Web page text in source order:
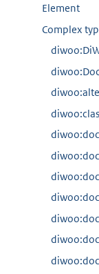
Element
Complex